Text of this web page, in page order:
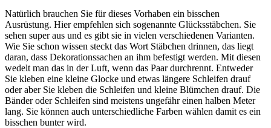
Natürlich brauchen Sie für dieses Vorhaben ein bisschen
Ausrüstung. Hier empfehlen sich sogenannte Glücksstäbchen. Sie
sehen super aus und es gibt sie in vielen verschiedenen Varianten.
Wie Sie schon wissen steckt das Wort Stäbchen drinnen, das liegt
daran, dass Dekorationssachen an ihm befestigt werden. Mit diesen
wedelt man das in der Luft, wenn das Paar durchrennt. Entweder
Sie kleben eine kleine Glocke und etwas längere Schleifen drauf
oder aber Sie kleben die Schleifen und kleine Blümchen drauf. Die
Bänder oder Schleifen sind meistens ungefähr einen halben Meter
lang. Sie können auch unterschiedliche Farben wählen damit es ein
bisschen bunter wird.